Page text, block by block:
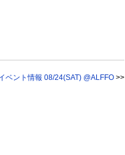
ベント情報 08/24(SAT) @ALFFO >>